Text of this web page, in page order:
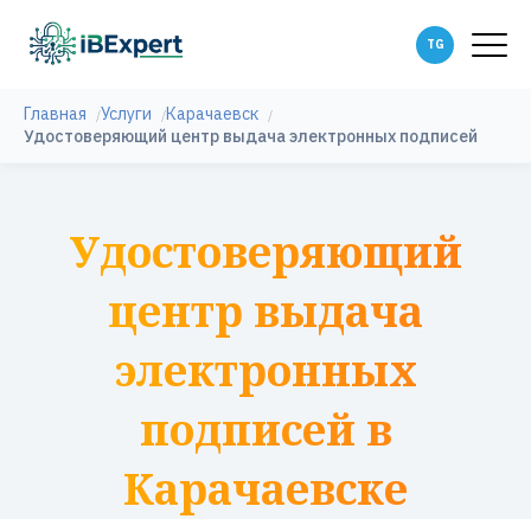
Главная Услуги
Карачаевск
Удостоверяющий центр выдача электронных подписей
Удостоверяющий
центр выдача
электронных
подписей в
Карачаевске